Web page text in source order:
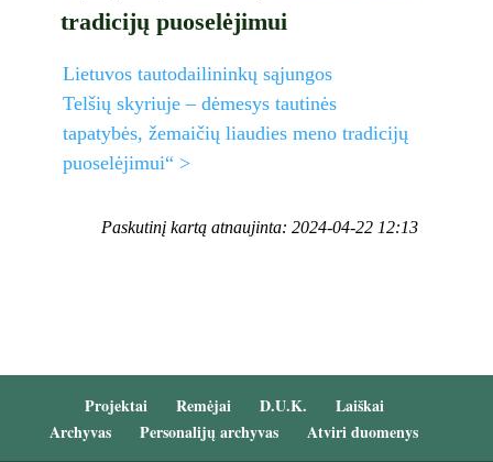
tradicijų puoselėjimui
Lietuvos tautodailininkų sąjungos
Telšių skyriuje – dėmesys tautinės
tapatybės, žemaičių liaudies meno tradicijų
puoselėjimui“ >
Paskutinį kartą atnaujinta: 2024-04-22 12:13
Projektai Remėjai D.U.K.
Laiškai
Archyvas
Personalijų archyvas Atviri duomenys